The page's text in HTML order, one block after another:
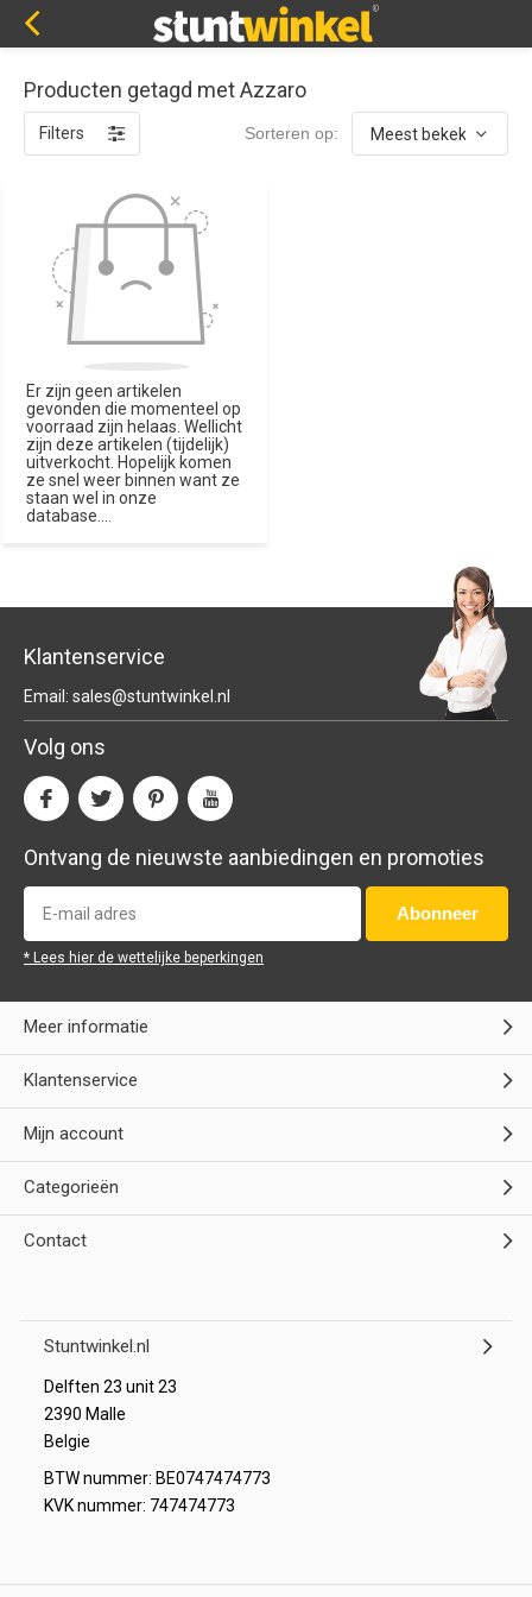
Producten getagd met Azzaro
Filters Sorteren op:
Er zijn geen artikelen
gevonden die momenteel op
voorraad zijn helaas. Wellicht
zijn deze artikelen (tijdelijk)
uitverkocht. Hopelijk komen
ze snel weer binnen want ze
staan wel in onze
database....
Klantenservice
Email: sales@stuntwinkel.nl
Volg ons
Ontvang de nieuwste aanbiedingen en promoties
Abonneer
* Lees hier de wettelijke beperkingen
Meer informatie
Klantenservice
Mijn account
Categorieën
Contact
Stuntwinkel.nl
Delften 23 unit 23
2390 Malle
Belgie
BTW nummer: BE0747474773
KVK nummer: 747474773